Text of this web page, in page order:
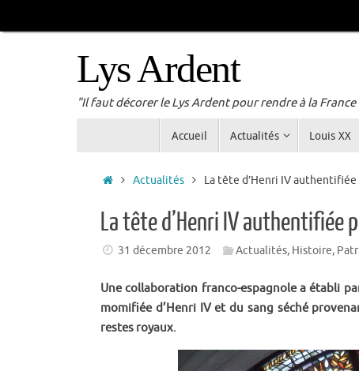
au
Lys Ardent
"Il faut décorer le Lys Ardent pour rendre à la
Accueil Actualités Louis XX
Accueil
Actualités La tête d’Henri IV authentifiée
La tête d’Henri IV authentifiée
31 décembre 2012 Actualités, Histoire,
Une collaboration franco-espagnole a établi
momifiée d’Henri IV et du sang séché
restes royaux.